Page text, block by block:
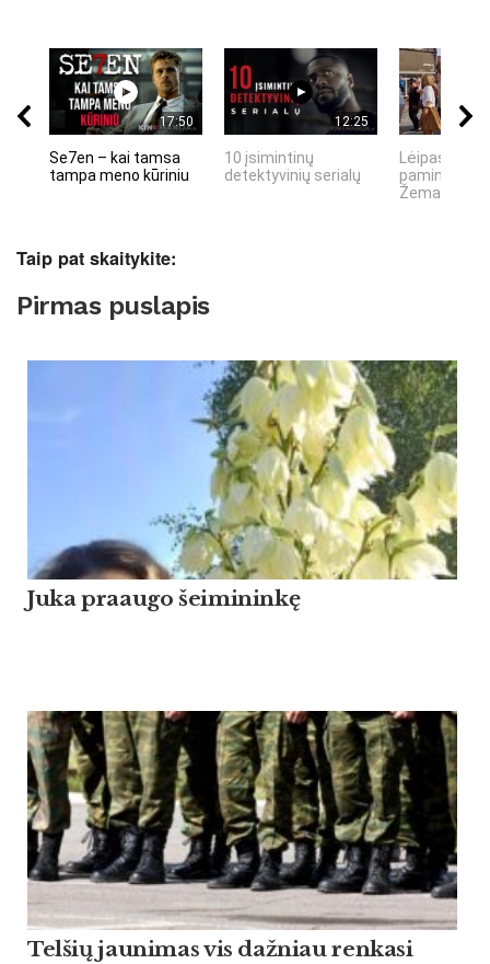
17:50
Se7en – kai tamsa
tampa meno kūriniu
12:25
10 įsimintinų
detektyvinių serialų
Lėipas 13
paminiejuom
Žemaitiu
Taip pat skaitykite:
Pirmas puslapis
Ju­ka praau­go šei­mi­ninkę
Tel­šių jau­ni­mas vis daž­niau ren­ka­si